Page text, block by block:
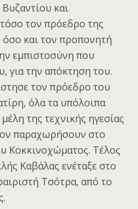
και
τον πρόεδρο της
και τον προπονητή
εμπιστοσύνη που
για την απόκτηση του.
τον πρόεδρο του
όλα τα υπόλοιπα
της τεχνικής ηγεσίας
παραχωρήσουν στο
Κοκκινοχώματος. Τέλος
Καβάλας ενέταξε στο
Τσότρα, από το